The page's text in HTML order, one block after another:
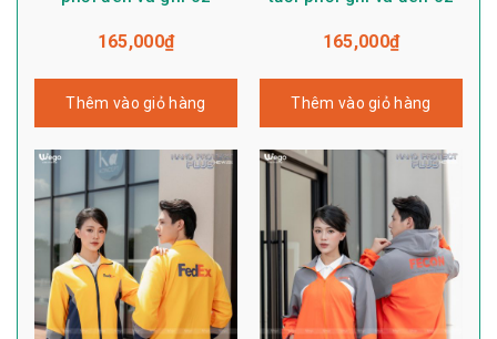
165,000₫
Thêm vào giỏ hàng
165,000₫
Thêm vào giỏ hàng